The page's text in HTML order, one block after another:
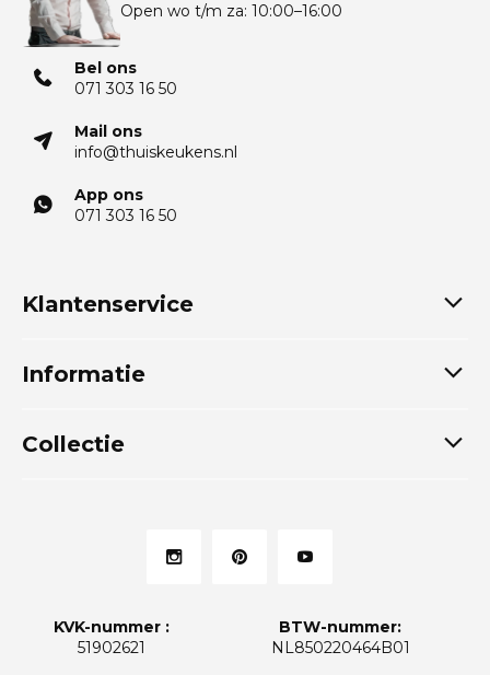
Open wo t/m za: 10:00–16:00
Bel ons
071 303 16 50
Mail ons
info@thuiskeukens.nl
App ons
071 303 16 50
Klantenservice
Informatie
Collectie
KVK-nummer :
51902621
BTW-nummer:
NL850220464B01